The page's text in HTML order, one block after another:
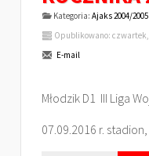
Kategoria: Ajaks 2004/2005
Opublikowano: czwartek,
E-mail
Młodzik D1 III Liga
07.09.2016 r.